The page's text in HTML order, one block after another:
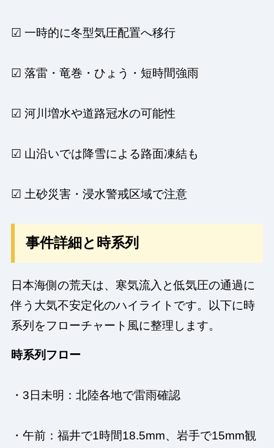
☑ 一時的に冬型気圧配置へ移行
☑ 落雷・竜巻・ひょう・短時間強雨
☑ 河川増水や道路冠水の可能性
☑ 山沿いでは降雪による路面凍結も
☑ 土砂災害・浸水警戒区域で注意
事件詳細と時系列
日本海側の荒天は、寒気流入と低気圧の通過に
伴う大気不安定化のハイライトです。以下に時
系列をフローチャート風に整理します。
時系列フロー
・3日未明：北陸各地で雷雨確認
・午前：福井で1時間18.5mm、岩手で15mm観